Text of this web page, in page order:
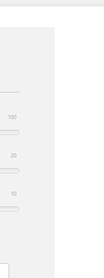
100
20
10